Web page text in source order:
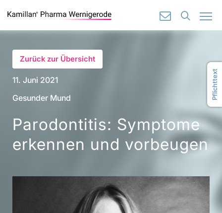
✉️ 🔍
Zurück zur Übersicht
11. Juni 2021
Gesunder Mund
Parodontitis: Symptome
erkennen und vorbeugen
Pflichttext